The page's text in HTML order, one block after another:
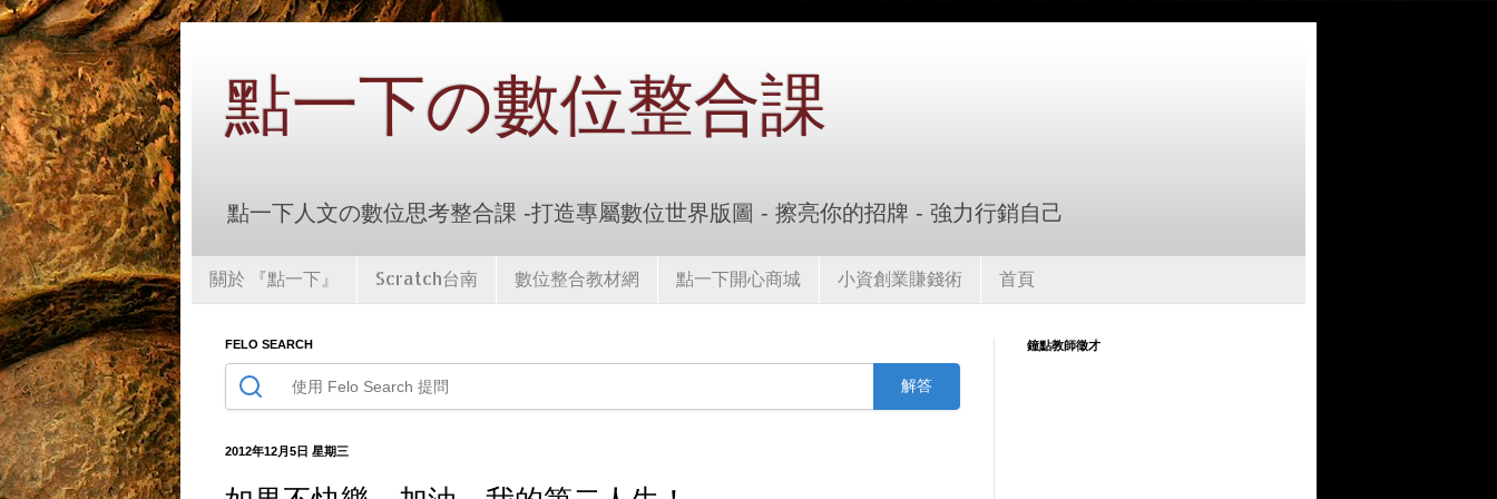
點一下の數位整合課
點一下人文の數位思考整合課 -打造專屬數位世界版圖 - 擦亮你的招牌 - 強力行銷自己
關於 『點一下』 Scratch台南 數位整合教材網 點一下開心商城 小資創業賺錢術 首頁
FELO SEARCH
2012年12月5日 星期三
鐘點教師徵才